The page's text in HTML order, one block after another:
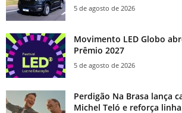
5 de agosto de 2026
Movimento LED Globo
Prêmio 2027
5 de agosto de 2026
Perdigão Na Brasa lança
Michel Teló e reforça